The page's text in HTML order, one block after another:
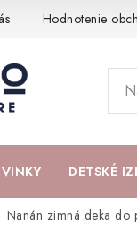
Hodnotenie
DETSKÉ
Nanán zimná deka do